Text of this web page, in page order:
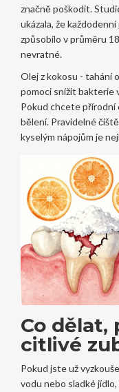
značně poškodit.
ukázala, že
způsobilo v průměru
nevratné.
Olej z kokosu - tahání
pomoci snížit bakterie
Pokud chcete přírodní
bělení. Pravidelné
kyselým nápojům je
Co dělat,
citlivé
Pokud jste už
vodu nebo sladké